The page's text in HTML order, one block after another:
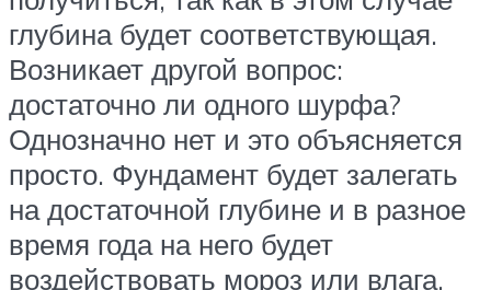
глубина будет соответствующая.
Возникает другой вопрос:
достаточно ли одного шурфа?
Однозначно нет и это объясняется
просто. Фундамент будет залегать
на достаточной глубине и в разное
время года на него будет
воздействовать мороз или влага,